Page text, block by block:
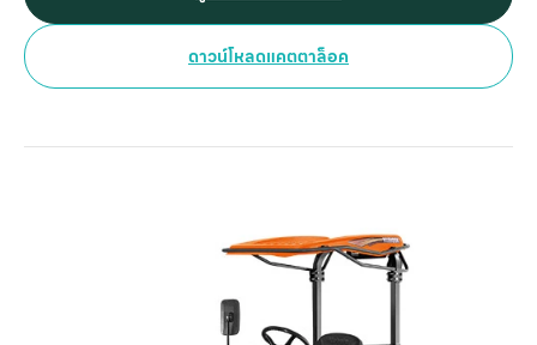
และเพลา PTO หลังที่ยังสามารถติดตั้งกับเครื่องพ่นยาได้ด้วย
ทำให้สามารถทำงานได้อย่างเอนกประสงค์
ดาวน์โหลดแคตตาล็อค